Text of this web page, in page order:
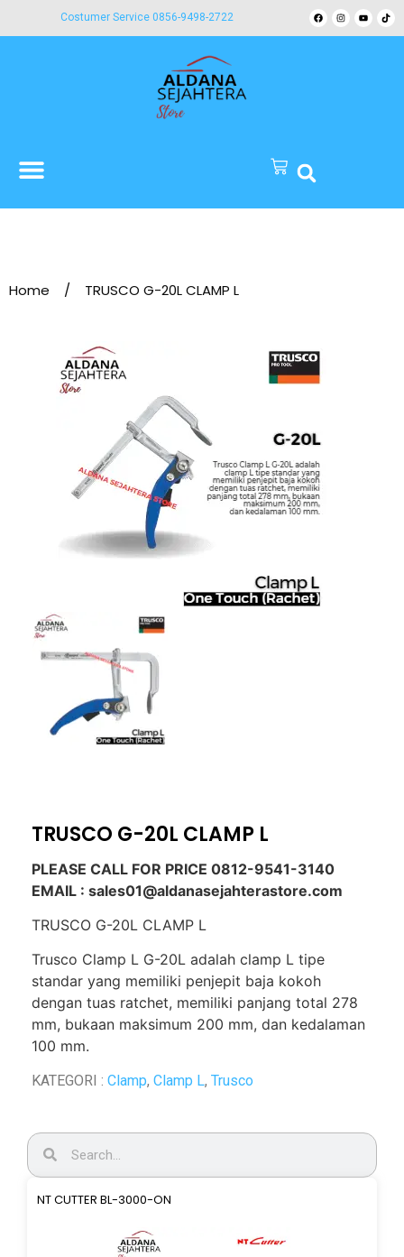
Costumer Service 0856-9498-2722
Home / TRUSCO G-20L CLAMP L
TRUSCO G-20L CLAMP L
PLEASE CALL FOR PRICE 0812-9541-3140
EMAIL : sales01@aldanasejahterastore.com
TRUSCO G-20L CLAMP L
Trusco Clamp L G-20L adalah clamp L tipe
standar yang memiliki penjepit baja kokoh
dengan tuas ratchet, memiliki panjang total 278
mm, bukaan maksimum 200 mm, dan kedalaman
100 mm.
KATEGORI : Clamp, Clamp L, Trusco
NT CUTTER BL-3000-ON